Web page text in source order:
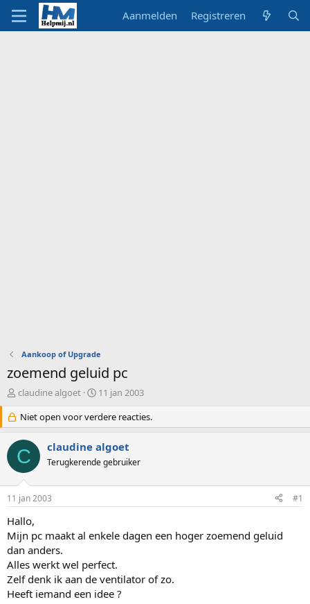
Aanmelden Registreren
Aankoop of Upgrade
zoemend geluid pc
O
d
e
r
w
e
p
s
t
a
r
t
e
r
claudine algoet
S
a
r
d
a
m
11 jan 2003
Niet open voor verdere reacties.
C claudine algoet
Terugkerende gebruiker
11 jan 2003 #1
Hallo,
Mijn pc maakt al enkele dagen een hoger zoemend geluid
dan anders.
Alles werkt wel perfect.
Zelf denk ik aan de ventilator of zo.
Heeft iemand een idee ?